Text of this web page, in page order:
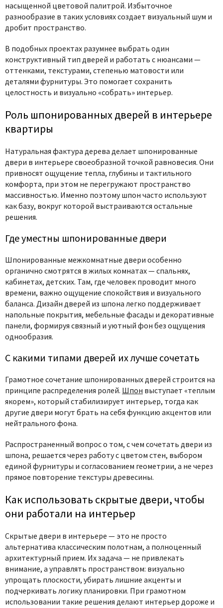
насыщенной цветовой палитрой. Избыточное
разнообразие в таких условиях создает визуальный шум и
дробит пространство.
В подобных проектах разумнее выбрать один
конструктивный тип дверей и работать с нюансами —
оттенками, текстурами, степенью матовости или
деталями фурнитуры. Это помогает сохранить
целостность и визуально «собрать» интерьер.
Роль шпонированных дверей в интерьере
квартиры
Натуральная фактура дерева делает шпонированные
двери в интерьере своеобразной точкой равновесия. Они
привносят ощущение тепла, глубины и тактильного
комфорта, при этом не перегружают пространство
массивностью. Именно поэтому шпон часто используют
как базу, вокруг которой выстраиваются остальные
решения.
Где уместны шпонированные двери
Шпонированные межкомнатные двери особенно
органично смотрятся в жилых комнатах — спальнях,
кабинетах, детских. Там, где человек проводит много
времени, важно ощущение спокойствия и визуального
баланса. Дизайн дверей из шпона легко поддерживает
напольные покрытия, мебельные фасады и декоративные
панели, формируя связный и уютный фон без ощущения
однообразия.
С какими типами дверей их лучше сочетать
Грамотное сочетание шпонированных дверей строится на
принципе распределения ролей. Шпон выступает «теплым
якорем», который стабилизирует интерьер, тогда как
другие двери могут брать на себя функцию акцентов или
нейтрального фона.
Распространенный вопрос о том, с чем сочетать двери из
шпона, решается через работу с цветом стен, выбором
единой фурнитуры и согласованием геометрии, а не через
прямое повторение текстуры древесины.
Как использовать скрытые двери, чтобы
они работали на интерьер
Скрытые двери в интерьере — это не просто
альтернатива классическим полотнам, а полноценный
архитектурный прием. Их задача — не привлекать
внимание, а управлять пространством: визуально
упрощать плоскости, убирать лишние акценты и
подчеркивать логику планировки. При грамотном
использовании такие решения делают интерьер дороже и